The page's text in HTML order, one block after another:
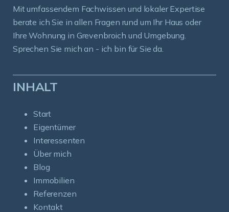
Mit umfassendem Fachwissen und lokaler Expertise
berate ich Sie in allen Fragen rund um Ihr Haus oder
Ihre Wohnung in Grevenbroich und Umgebung.
Sprechen Sie mich an - ich bin für Sie da.
INHALT
Start
Eigentümer
Interessenten
Über mich
Blog
Immobilien
Referenzen
Kontakt